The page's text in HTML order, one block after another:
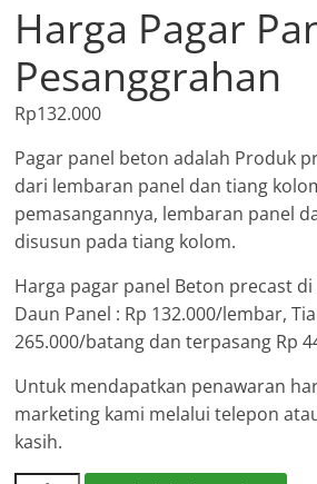
Harga Pagar
Pesanggrahan
Rp132.000
Pagar panel beton adalah Produk
dari lembaran panel dan tiang
pemasangannya, lembaran panel
disusun pada tiang kolom.
Harga pagar panel Beton precast
Daun Panel : Rp 132.000/lembar,
265.000/batang dan terpasang Rp
Untuk mendapatkan penawaran
marketing kami melalui telepon
kasih.